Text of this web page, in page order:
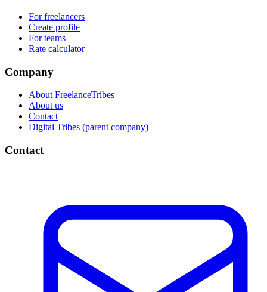
For freelancers
Create profile
For teams
Rate calculator
Company
About FreelanceTribes
About us
Contact
Digital Tribes (parent company)
Contact